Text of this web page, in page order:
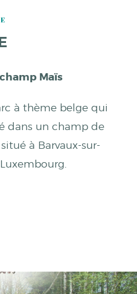
Maïs
à thème belge qui
dans un champ de
à Barvaux-sur-